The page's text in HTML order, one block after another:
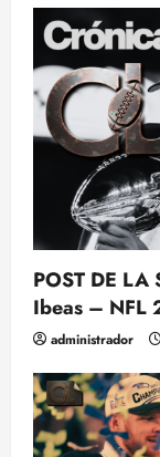
POST DE LA
Ibeas – NFL
administrador